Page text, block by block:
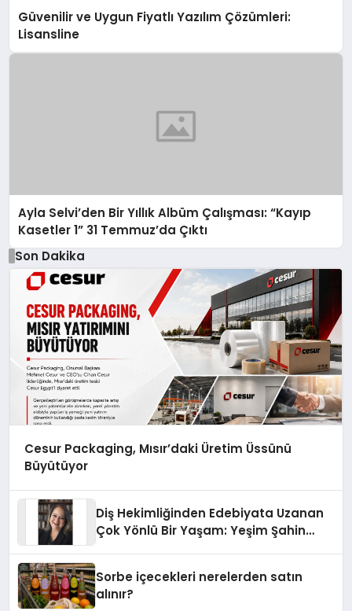
Güvenilir ve Uygun Fiyatlı Yazılım Çözümleri:
Lisansline
Ayla Selvi’den Bir Yıllık Albüm Çalışması: “Kayıp
Kasetler 1” 31 Temmuz’da Çıktı
Son Dakika
Cesur Packaging, Mısır’daki Üretim Üssünü
Büyütüyor
Diş Hekimliğinden Edebiyata Uzanan
Çok Yönlü Bir Yaşam: Yeşim Şahin
Sorbe içecekleri nerelerden satın
alınır?